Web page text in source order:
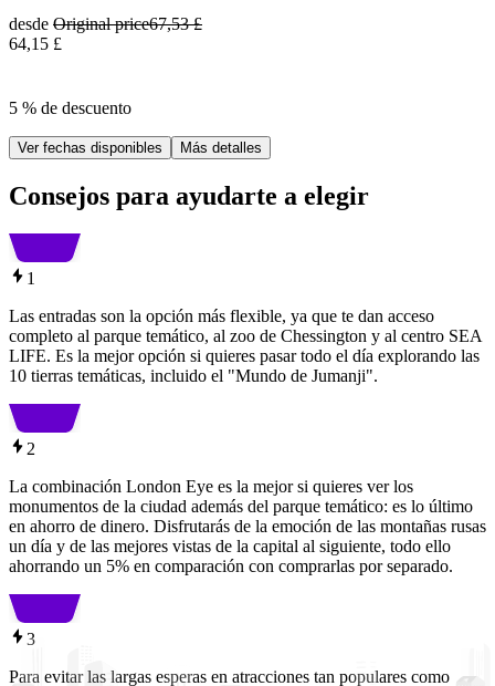
desde Original price67,53 £
64,15 £
5 % de descuento
Ver fechas disponibles Más detalles
Consejos para ayudarte a elegir
1
Las entradas son la opción más flexible, ya que te dan acceso
completo al parque temático, al zoo de Chessington y al centro SEA
LIFE. Es la mejor opción si quieres pasar todo el día explorando las
10 tierras temáticas, incluido el "Mundo de Jumanji".
2
La combinación London Eye es la mejor si quieres ver los
monumentos de la ciudad además del parque temático: es lo último
en ahorro de dinero. Disfrutarás de la emoción de las montañas rusas
un día y de las mejores vistas de la capital al siguiente, todo ello
ahorrando un 5% en comparación con comprarlas por separado.
3
Para evitar las largas esperas en atracciones tan populares como